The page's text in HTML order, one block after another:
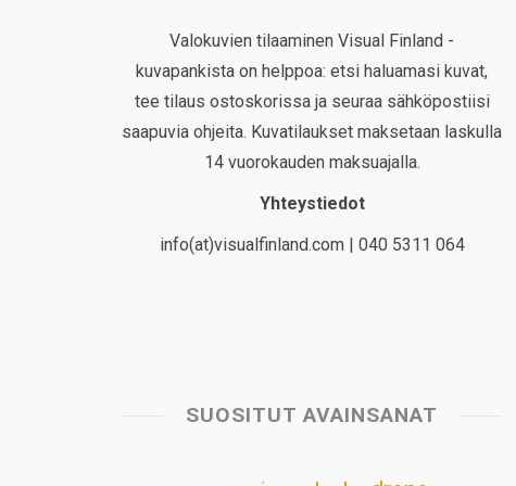
Valokuvien tilaaminen Visual Finland -
kuvapankista on helppoa: etsi haluamasi kuvat,
tee tilaus ostoskorissa ja seuraa sähköpostiisi
saapuvia ohjeita. Kuvatilaukset maksetaan laskulla
14 vuorokauden maksuajalla.
Yhteystiedot
info(at)visualfinland.com | 040 5311 064
SUOSITUT AVAINSANAT